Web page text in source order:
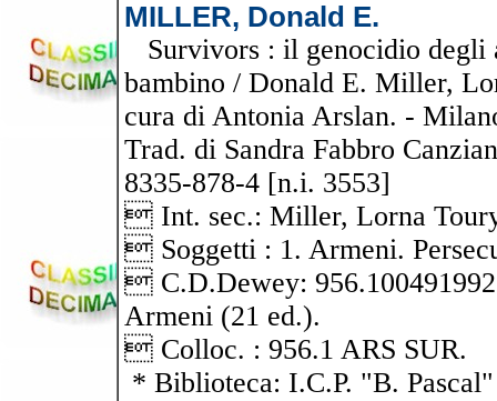
MILLER, Donald E.
Survivors : il genocidio degli
bambino / Donald E. Miller,
cura di Antonia Arslan. -
Trad. di Sandra Fabbro
8335-878-4 [n.i. 3553]
 Int. sec.: Miller, Lorna
 Soggetti : 1. Armeni.
 C.D.Dewey:
Armeni (21 ed.).
 Colloc. : 956.1 ARS SUR.
* Biblioteca: I.C.P. "B. Pascal"